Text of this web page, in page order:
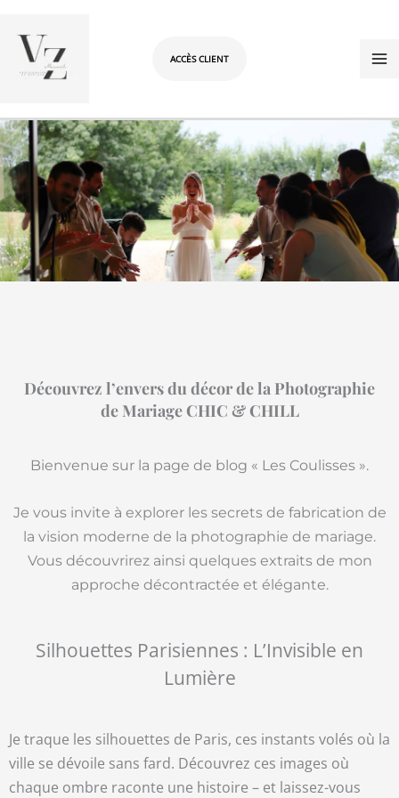
contenu
ACCÈS CLIENT
Découvrez l’envers du décor de la Photographie
de Mariage CHIC & CHILL
Bienvenue sur la page de blog « Les Coulisses ».
Je vous invite à explorer les secrets de fabrication de
la vision moderne de la photographie de mariage.
Vous découvrirez ainsi quelques extraits de mon
approche décontractée et élégante.
Silhouettes Parisiennes : L’Invisible en
Lumière
Je traque les silhouettes de Paris, ces instants volés où la
ville se dévoile sans fard. Découvrez ces images où
chaque ombre raconte une histoire – et laissez-vous